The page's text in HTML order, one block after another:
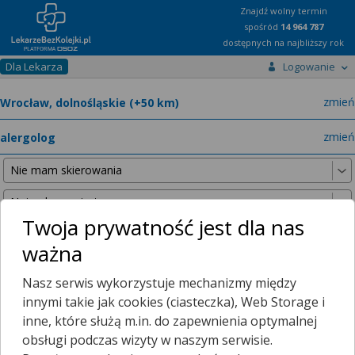
Znajdź wolny termin
spośród 14 964 787
dostępnych na najbliższy rok
Dla Lekarza Logowanie
zmień
zmień
Nie znaleźliśmy żadnych lekarzy w promieniu25 km , dlatego
zwiększyliśmy promień wyszukiwania do
50 km
Twoja prywatność jest dla nas
ważna
Nasz serwis wykorzystuje mechanizmy między
innymi takie jak cookies (ciasteczka), Web Storage i
inne, które służą m.in. do zapewnienia optymalnej
obsługi podczas wizyty w naszym serwisie.